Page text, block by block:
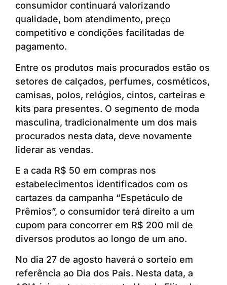
consumidor continuará valorizando
qualidade, bom atendimento, preço
competitivo e condições facilitadas de
pagamento.
Entre os produtos mais procurados estão os
setores de calçados, perfumes, cosméticos,
camisas, polos, relógios, cintos, carteiras e
kits para presentes. O segmento de moda
masculina, tradicionalmente um dos mais
procurados nesta data, deve novamente
liderar as vendas.
E a cada R$ 50 em compras nos
estabelecimentos identificados com os
cartazes da campanha “Espetáculo de
Prêmios”, o consumidor terá direito a um
cupom para concorrer em R$ 200 mil de
diversos produtos ao longo de um ano.
No dia 27 de agosto haverá o sorteio em
referência ao Dia dos Pais. Nesta data, a